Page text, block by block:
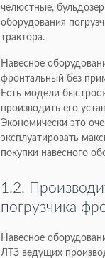
челюстные,
оборудования
трактора.
Навесное
фронтальный без
Есть модели
производить его
Экономически это
эксплуатировать
покупки навесного
1.2.
погрузчика
Навесное
ЛТЗ ведущих